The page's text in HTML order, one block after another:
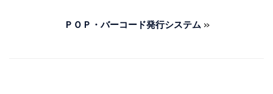
ＰＯＰ・バーコード発行システム »